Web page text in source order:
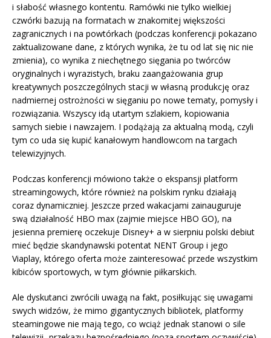
i słabość własnego kontentu. Ramówki nie tylko wielkiej
czwórki bazują na formatach w znakomitej większości
zagranicznych i na powtórkach (podczas konferencji pokazano
zaktualizowane dane, z których wynika, że tu od lat się nic nie
zmienia), co wynika z niechętnego sięgania po twórców
oryginalnych i wyrazistych, braku zaangażowania grup
kreatywnych poszczególnych stacji w własną produkcję oraz
nadmiernej ostrożności w sięganiu po nowe tematy, pomysły i
rozwiązania. Wszyscy idą utartym szlakiem, kopiowania
samych siebie i nawzajem. I podążają za aktualną modą, czyli
tym co uda się kupić kanałowym handlowcom na targach
telewizyjnych.
Podczas konferencji mówiono także o ekspansji platform
streamingowych, które również na polskim rynku działają
coraz dynamiczniej. Jeszcze przed wakacjami zainauguruje
swą działalność HBO max (zajmie miejsce HBO GO), na
jesienna premierę oczekuje Disney+ a w sierpniu polski debiut
mieć będzie skandynawski potentat NENT Group i jego
Viaplay, którego oferta może zainteresować przede wszystkim
kibiców sportowych, w tym głównie piłkarskich.
Ale dyskutanci zwrócili uwagą na fakt, posiłkując się uwagami
swych widzów, że mimo gigantycznych bibliotek, platformy
steamingowe nie mają tego, co wciąż jednak stanowi o sile